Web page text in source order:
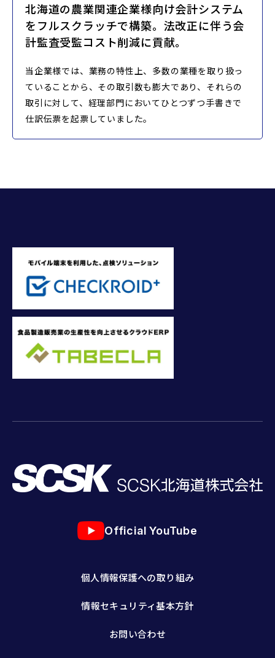
北海道の農業関連企業様向け会計システム
をフルスクラッチで構築。法改正に伴う会
計監査受監コスト削減に貢献。
当企業様では、業務の特性上、多数の業種を取り扱っ
ていることから、その取引数も膨大であり、それらの
取引に対して、経理部門においてひとつずつ手書きで
仕訳伝票を起票していました。
Official YouTube
個人情報保護への取り組み
情報セキュリティ基本方針
お問い合わせ